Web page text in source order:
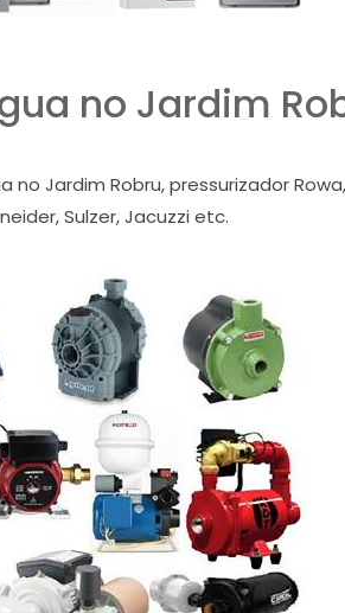
no Jardim
Jardim Robru, pressurizador Rowa,
Sulzer, Jacuzzi etc.